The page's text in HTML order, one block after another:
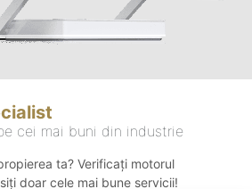
cei mai buni din industrie
ta? Verificați motorul
doar cele mai bune servicii!